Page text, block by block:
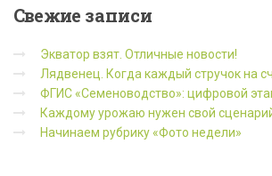
Свежие записи
Экватор взят. Отличные новости!
Лядвенец. Когда каждый стручок на
ФГИС «Семеноводство»: цифровой
Каждому урожаю нужен свой
Начинаем рубрику «Фото недели»